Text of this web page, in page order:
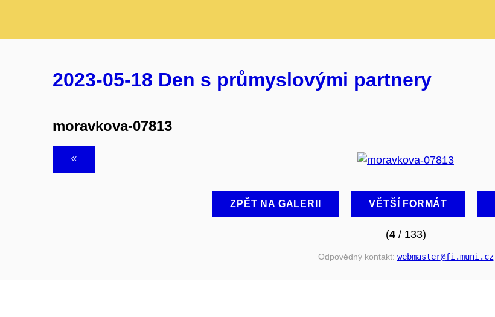
2023-05-18 Den s průmyslovými partnery
moravkova-07813
ZPĚT NA GALERII VĚTŠÍ FORMÁT
(4/ 133)
Odpovědný kontakt: webmaster@fi .muni .cz